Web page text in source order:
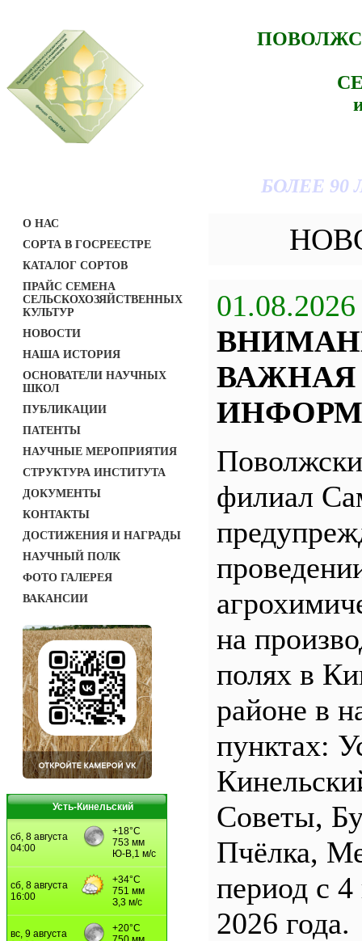
БОЛЕЕ
О НАС
СОРТА В ГОСРЕЕСТРЕ
КАТАЛОГ СОРТОВ
ПРАЙС СЕМЕНА
СЕЛЬСКОХОЗЯЙСТВЕННЫХ
КУЛЬТУР
НОВОСТИ
НАША ИСТОРИЯ
ОСНОВАТЕЛИ НАУЧНЫХ
ШКОЛ
ПУБЛИКАЦИИ
ПАТЕНТЫ
НАУЧНЫЕ МЕРОПРИЯТИЯ
СТРУКТУРА ИНСТИТУТА
ДОКУМЕНТЫ
КОНТАКТЫ
ДОСТИЖЕНИЯ И НАГРАДЫ
НАУЧНЫЙ ПОЛК
ФОТО ГАЛЕРЕЯ
ВАКАНСИИ
Усть-Кинельский
01.08.2026
ВАЖНАЯ
филиал
на
полях в
районе в
пунктах:
Советы,
Пчёлка,
период с 4
2026 года.